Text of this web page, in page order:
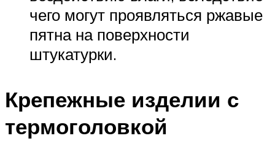
чего могут проявляться ржавые
пятна на поверхности
штукатурки.
Крепежные изделии с
термоголовкой